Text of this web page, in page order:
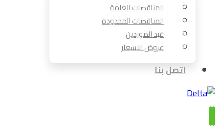
المناقصات العامة
المناقصات المحدودة
قيد الموردين
عروض الاسعار
اتصل بنا